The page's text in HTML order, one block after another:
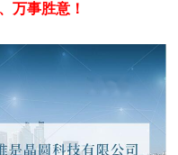
万事胜意！